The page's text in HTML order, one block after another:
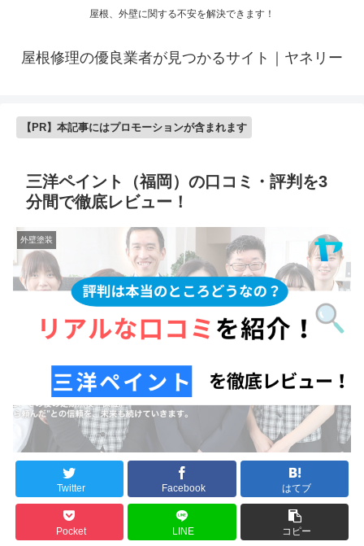
屋根、外壁に関する不安を解決できます！
屋根修理の優良業者が見つかるサイト｜ヤネリー
【PR】本記事にはプロモーションが含まれます
三洋ペイント（福岡）の口コミ・評判を3
分間で徹底レビュー！
外壁塗装
Twitter Facebook はてブ
Pocket LINE コピー